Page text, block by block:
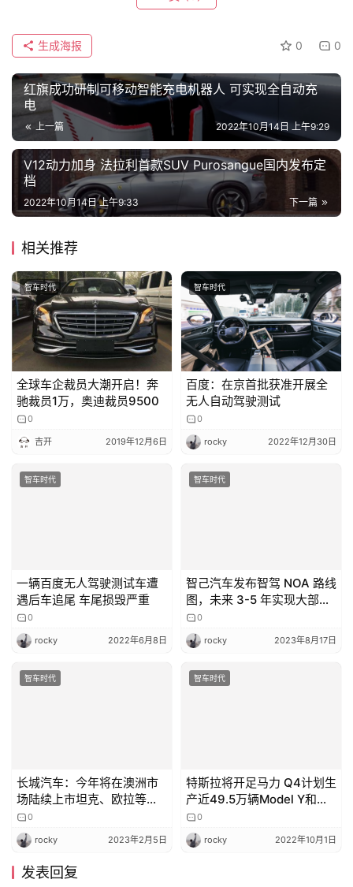
讯
快
报
专
栏
开
T
a
l
k
0 0
生成海报
红旗成功研制可移动智能充电机器人 可实现全自动充
电
上一篇 2022年10月14日 上午9:29
V12动力加身 法拉利首款SUV Purosangue国内发布定
档
下一篇
2022年10月14日 上午9:33
相关推荐
智车时代
全球车企裁员大潮开启！奔
驰裁员1万，奥迪裁员9500
0
吉开 2019年12月6日
智车时代
百度：在京首批获准开展全
无人自动驾驶测试
0
rocky 2022年12月30日
智车时代
一辆百度无人驾驶测试车遭
遇后车追尾 车尾损毁严重
2022年6月8日
智车时代
智己汽车发布智驾 NOA 路线
图，未来 3-5 年实现大部分
场景自动驾驶
2023年8月17日
智车时代
场陆续上市坦克、欧拉等新
能源车型
0
智车时代
特斯拉将开足马力 Q4计划生
产近49.5万辆Model Y和
Model 3
2022年10月1日
发表回复